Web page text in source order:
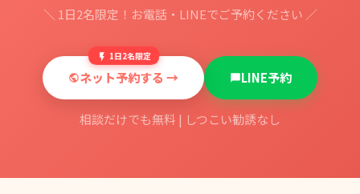
＼ 1日2名限定！お電話・LINEでご予約ください ／
1日2名限定
ネット予約する → LINE予約
相談だけでも無料 | しつこい勧誘なし